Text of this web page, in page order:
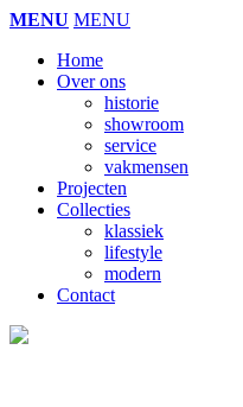
MENU MENU
Home
Over ons
historie
showroom
service
vakmensen
Projecten
Collecties
klassiek
lifestyle
modern
Contact